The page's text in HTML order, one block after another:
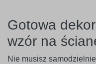
Gotowa
wzór na
Nie musisz